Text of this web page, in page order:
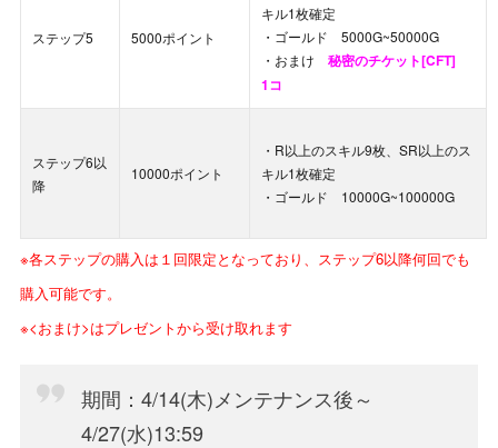
ステップ5 5000ポイント
キル1枚確定
・ゴールド 5000G~50000G
・おまけ 秘密のチケット[CFT]
1コ
ステップ6以
降
10000ポイント
・R以上のスキル9枚、SR以上のス
キル1枚確定
・ゴールド 10000G~100000G
※各ステップの購入は１回限定となっており、ステップ6以降何回でも
購入可能です。
※<おまけ>はプレゼントから受け取れます
期間：4/14(木)メンテナンス後～
4/27(水)13:59